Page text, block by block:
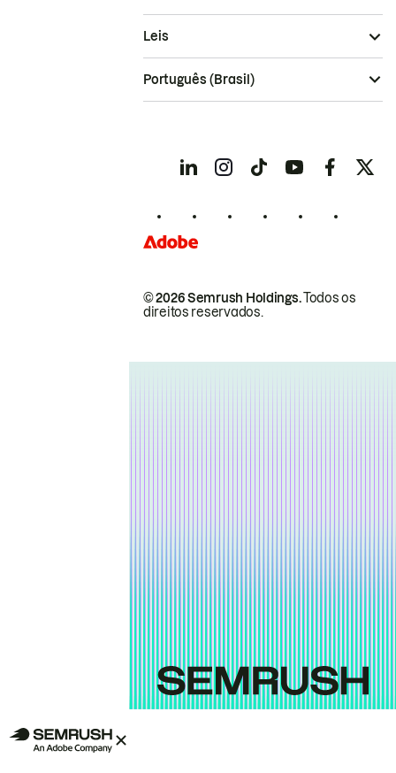
© 2026 Semrush Holdings.Todos os
direitos reservados.
Leis
Português (Brasil)